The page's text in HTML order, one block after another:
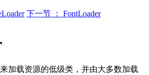
下一节 ： FontLoader
加载资源的低级类，并由大多数加载